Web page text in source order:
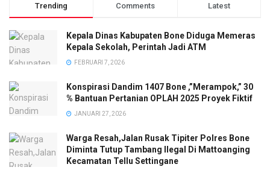
Trending Comments Latest
Kepala Dinas Kabupaten Bone Diduga Memeras
Kepala Sekolah, Perintah Jadi ATM
FEBRUARI 7, 2026
Konspirasi Dandim 1407 Bone ,”Merampok,” 30
% Bantuan Pertanian OPLAH 2025 Proyek Fiktif
JANUARI 27, 2026
Warga Resah,Jalan Rusak Tipiter Polres Bone
Diminta Tutup Tambang Ilegal Di Mattoanging
Kecamatan Tellu Settingane